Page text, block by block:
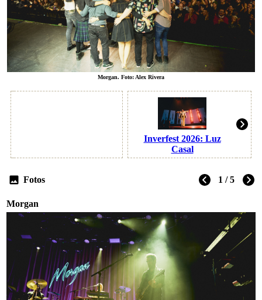
Morgan. Foto: Alex Rivera
Inverfest 2026: Luz
Casal
Fotos 1 / 5
Morgan